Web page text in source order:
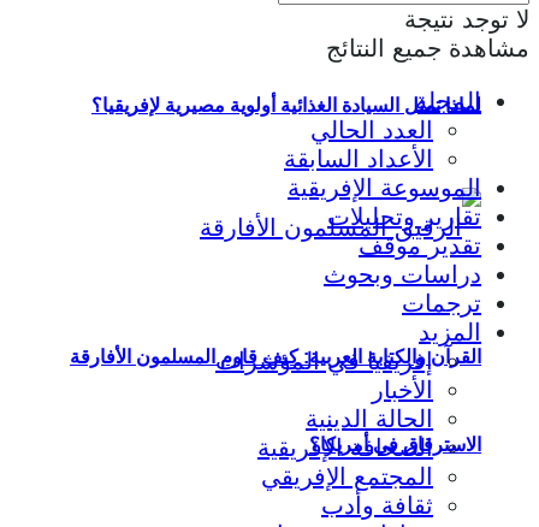
لماذا تمثل السيادة الغذائية أولوية مصيرية لإفريقيا؟
القرآن والكتابة العربية: كيف قاوم المسلمون الأفارقة
الاسترقاق في أمريكا؟
لا توجد نتيجة
مشاهدة جميع النتائج
المجلة
العدد الحالي
الأعداد السابقة
الموسوعة الإفريقية
تقارير وتحليلات
تقدير موقف
دراسات وبحوث
ترجمات
المزيد
إفريقيا في المؤشرات
الأخبار
الحالة الدينية
الصحافة الإفريقية
المجتمع الإفريقي
ثقافة وأدب